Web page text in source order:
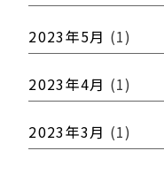
2023年5月 (1)
2023年4月 (1)
2023年3月 (1)